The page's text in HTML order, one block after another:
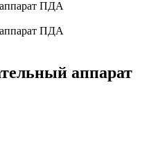
аппарат